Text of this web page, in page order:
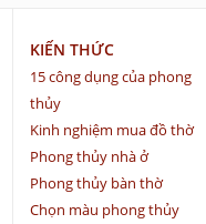
KIẾN THỨC
15 công dụng của phong
thủy
Kinh nghiệm mua đồ thờ
Phong thủy nhà ở
Phong thủy bàn thờ
Chọn màu phong thủy